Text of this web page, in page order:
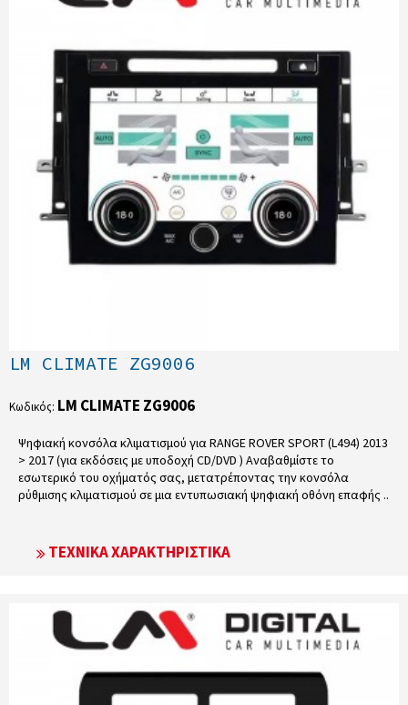
LM CLIMATE ZG9006
Κωδικός: LM CLIMATE ZG9006
Ψηφιακή κονσόλα κλιματισμού για RANGE ROVER SPORT (L494) 2013
> 2017 (για εκδόσεις με υποδοχή CD/DVD ) Αναβαθμίστε το
εσωτερικό του οχήματός σας, μετατρέποντας την κονσόλα
ρύθμισης κλιματισμού σε μια εντυπωσιακή ψηφιακή οθόνη επαφής ..
ΤΕΧΝΙΚΆ ΧΑΡΑΚΤΗΡΙΣΤΙΚΆ